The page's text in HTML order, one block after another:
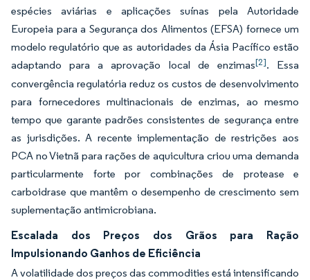
espécies aviárias e aplicações suínas pela Autoridade
Europeia para a Segurança dos Alimentos (EFSA) fornece um
modelo regulatório que as autoridades da Ásia Pacífico estão
adaptando para a aprovação local de enzimas[2]. Essa
convergência regulatória reduz os custos de desenvolvimento
para fornecedores multinacionais de enzimas, ao mesmo
tempo que garante padrões consistentes de segurança entre
as jurisdições. A recente implementação de restrições aos
PCA no Vietnã para rações de aquicultura criou uma demanda
particularmente forte por combinações de protease e
carboidrase que mantêm o desempenho de crescimento sem
suplementação antimicrobiana.
Escalada dos Preços dos Grãos para Ração
Impulsionando Ganhos de Eficiência
A volatilidade dos preços das commodities está intensificando